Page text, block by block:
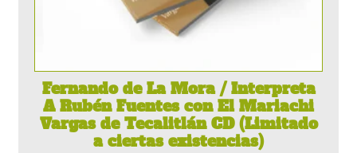
Fernando de La Mora / Interpreta
A Rubén Fuentes con El Mariachi
Vargas de Tecalitlán CD (Limitado
a ciertas existencias)